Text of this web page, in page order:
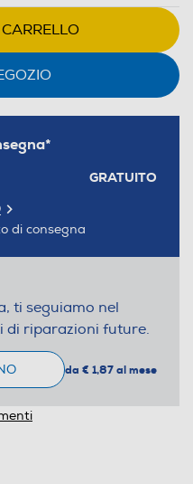
GRATUITO
di consegna
ti seguiamo nel
di riparazioni future.
da € 1,87 al mese